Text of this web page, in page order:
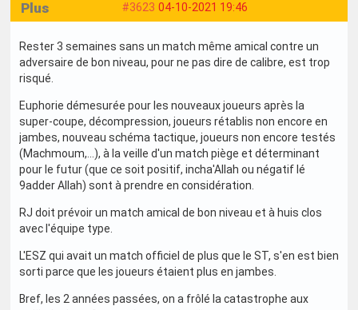
#3623 04-10-2021 19:46
Plus
Rester 3 semaines sans un match même amical contre un
adversaire de bon niveau, pour ne pas dire de calibre, est trop
risqué.
Euphorie démesurée pour les nouveaux joueurs après la
super-coupe, décompression, joueurs rétablis non encore en
jambes, nouveau schéma tactique, joueurs non encore testés
(Machmoum,...), à la veille d'un match piège et déterminant
pour le futur (que ce soit positif, incha'Allah ou négatif lé
9adder Allah) sont à prendre en considération.
RJ doit prévoir un match amical de bon niveau et à huis clos
avec l'équipe type.
L'ESZ qui avait un match officiel de plus que le ST, s'en est bien
sorti parce que les joueurs étaient plus en jambes.
Bref, les 2 années passées, on a frôlé la catastrophe aux